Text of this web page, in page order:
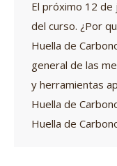
El próximo 12 de
del curso. ¿Por
Huella de
general de las
y herramientas
Huella de
Huella de